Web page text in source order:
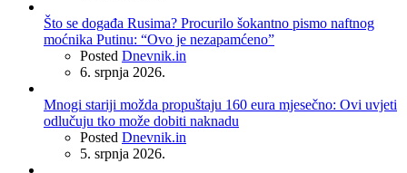
Što se događa Rusima? Procurilo šokantno pismo naftnog
moćnika Putinu: “Ovo je nezapamćeno”
Posted Dnevnik.in
6. srpnja 2026.
Mnogi stariji možda propuštaju 160 eura mjesečno: Ovi uvjeti
odlučuju tko može dobiti naknadu
Posted Dnevnik.in
5. srpnja 2026.